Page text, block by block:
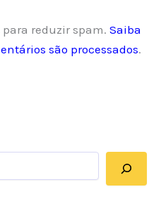
reduzir spam. Saiba
são processados.